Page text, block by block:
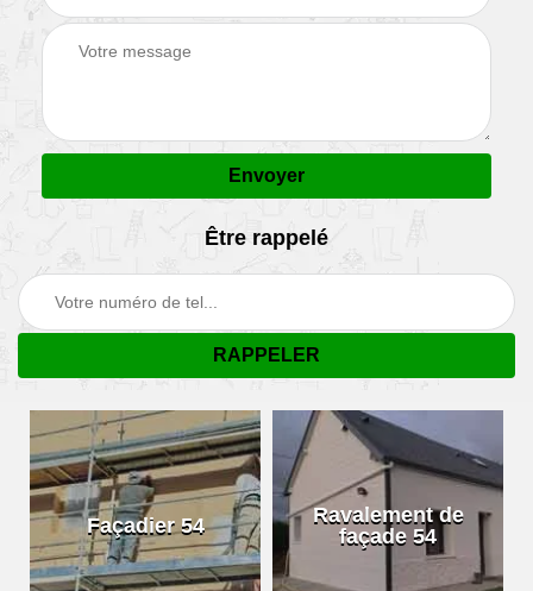
Être rappelé
Façadier 54
Ravalement de
façade 54